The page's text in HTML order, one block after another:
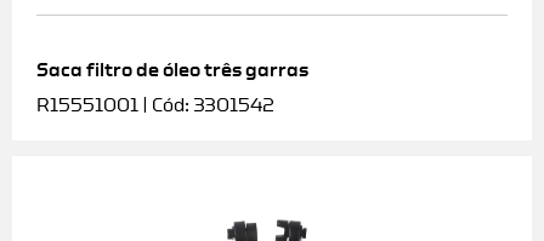
Saca filtro de óleo três garras
R15551001 | Cód: 3301542